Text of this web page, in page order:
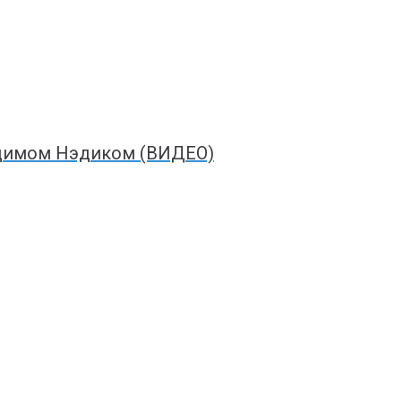
Нэдиком (ВИДЕО)